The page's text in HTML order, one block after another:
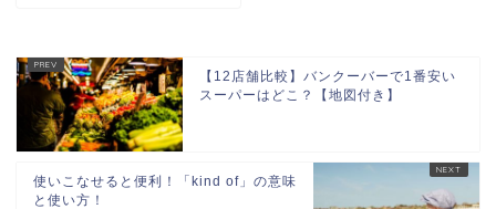
【12店舗比較】バンクーバーで1番安い
スーパーはどこ？【地図付き】
使いこなせると便利！「kind of」の意味
と使い方！